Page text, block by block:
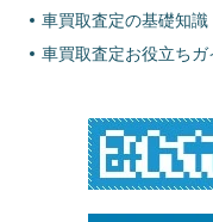
車買取査定の基礎知識
車買取査定お役立ちガ